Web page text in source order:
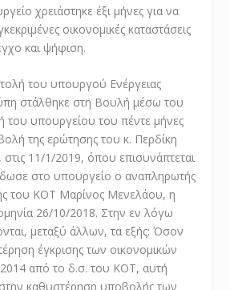
χρειάστηκε έξι μήνες για να
οικονομικές καταστάσεις
και ψήφιση.
του υπουργού Ενέργειας
στάλθηκε στη Βουλή μέσω του
του υπουργείου του πέντε μήνες
της ερώτησης του κ. Περδίκη
στις 11/1/2019, όπου επισυνάπτεται
στο υπουργείο ο αναπληρωτής
του ΚΟΤ Μαρίνος Μενελάου, η
26/10/2018. Στην εν λόγω
μεταξύ άλλων, τα εξής: Όσον
έγκρισης των οικονομικών
από το δ.σ. του ΚΟΤ, αυτή
στην καθυστέρηση υποβολής των